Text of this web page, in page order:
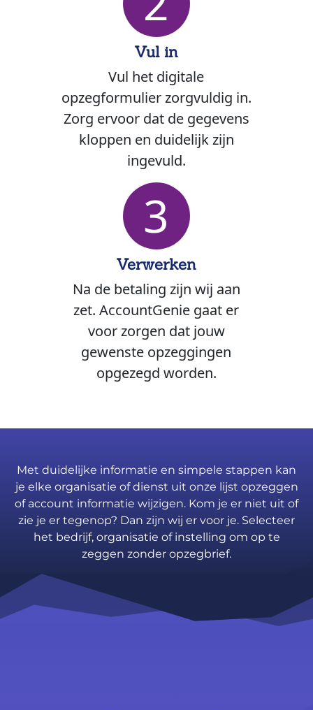
Vul in
Vul het digitale
opzegformulier zorgvuldig in.
Zorg ervoor dat de gegevens
kloppen en duidelijk zijn
ingevuld.
3
Verwerken
Na de betaling zijn wij aan
zet. AccountGenie gaat er
voor zorgen dat jouw
gewenste opzeggingen
opgezegd worden.
Met duidelijke informatie en simpele stappen kan
je elke organisatie of dienst uit onze lijst opzeggen
of account informatie wijzigen. Kom je er niet uit of
zie je er tegenop? Dan zijn wij er voor je. Selecteer
het bedrijf, organisatie of instelling om op te
zeggen zonder opzegbrief.